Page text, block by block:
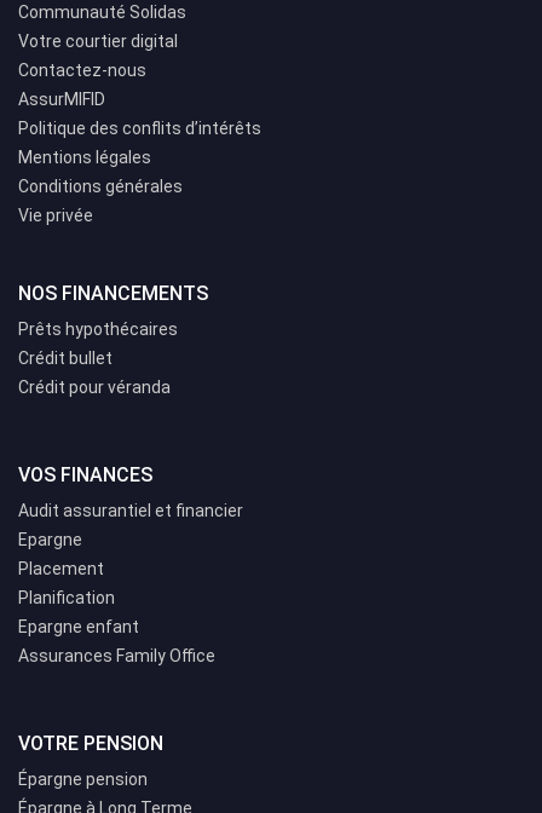
Communauté Solidas
Votre courtier digital
Contactez-nous
AssurMIFID
Politique des conflits d’intérêts
Mentions légales
Conditions générales
Vie privée
NOS FINANCEMENTS
Prêts hypothécaires
Crédit bullet
Crédit pour véranda
VOS FINANCES
Audit assurantiel et financier
Epargne
Placement
Planification
Epargne enfant
Assurances Family Office
VOTRE PENSION
Épargne pension
Épargne à Long Terme